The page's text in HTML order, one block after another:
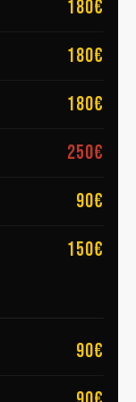
180€
180€
180€
250€
90€
150€
90€